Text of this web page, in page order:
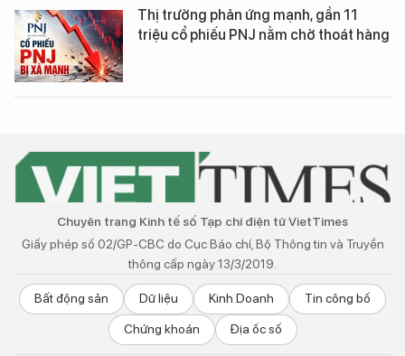
Thị trường phản ứng mạnh, gần 11
triệu cổ phiếu PNJ nằm chờ thoát hàng
Chuyên trang Kinh tế số Tạp chí điện tử VietTimes
Giấy phép số 02/GP-CBC do Cục Báo chí, Bộ Thông tin và Truyền
thông cấp ngày 13/3/2019.
Bất động sản Dữ liệu Kinh Doanh Tin công bố
Chứng khoán Địa ốc số